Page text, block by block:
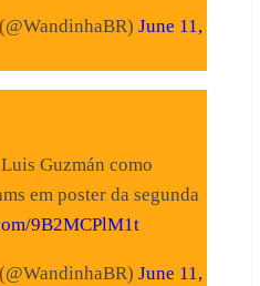
June 11,
Guzmán como
em poster da segunda
9B2MCPlM1t
June 11,